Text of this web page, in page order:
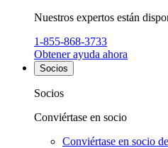
Nuestros expertos están
1-855-868-3733
Obtener ayuda ahora
Socios
Socios
Conviértase en socio
Conviértase en socio